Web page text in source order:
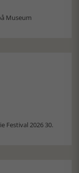
Museum
Festival 2026 30.